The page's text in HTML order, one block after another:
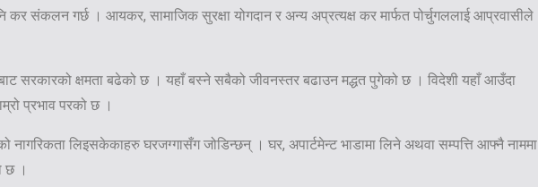
कर संकलन गर्छ । आयकर, सामाजिक सुरक्षा योगदान र अन्य अप्रत्यक्ष कर मार्फत पोर्चुगललाई आप्रवासीले
सरकारको क्षमता बढेको छ । यहाँ बस्ने सबैको जीवनस्तर बढाउन मद्धत पुगेको छ । विदेशी यहाँ आउँदा
प्रभाव परको छ ।
नागरिकता लिइसकेकाहरु घरजग्गासँग जोडिन्छन् । घर, अपार्टमेन्ट भाडामा लिने अथवा सम्पत्ति आफ्नै नाममा
छ ।